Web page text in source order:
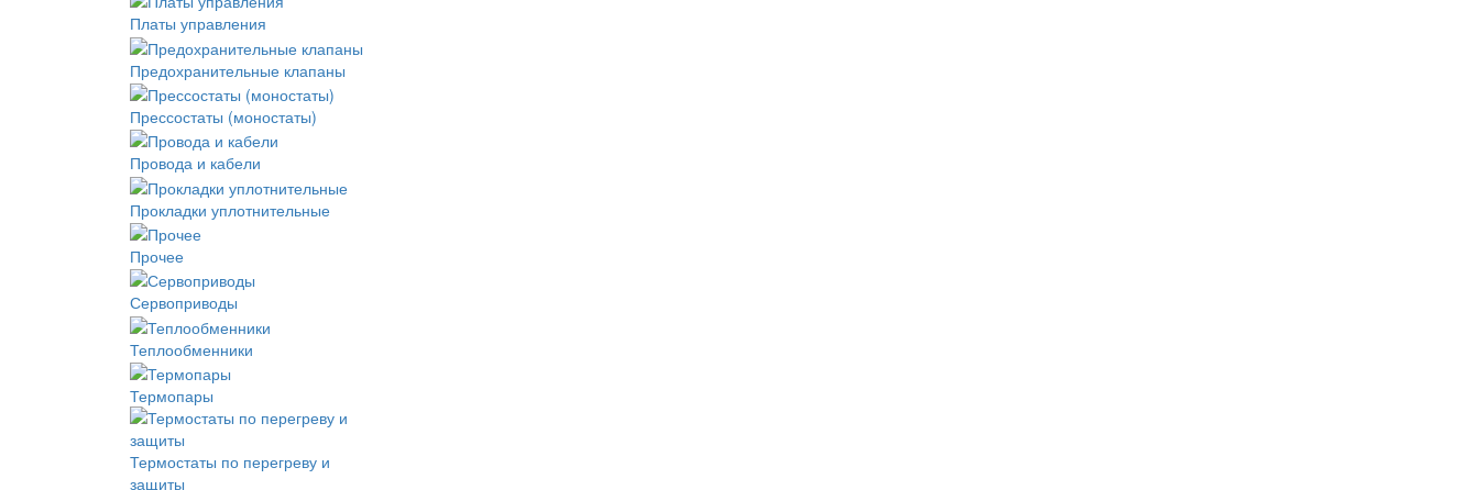
Платы управления
Предохранительные клапаны
Прессостаты (моностаты)
Провода и кабели
Прокладки уплотнительные
Прочее
Сервоприводы
Теплообменники
Термопары
Термостаты по перегреву и
защиты